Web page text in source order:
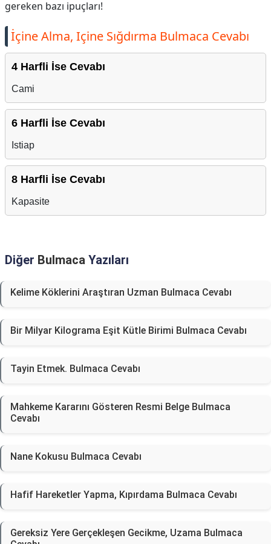
gereken bazı ipuçları!
İçine Alma, Içine Sığdırma Bulmaca Cevabı
4 Harfli İse Cevabı
Cami
6 Harfli İse Cevabı
Istiap
8 Harfli İse Cevabı
Kapasite
Diğer Bulmaca Yazıları
Kelime Köklerini Araştıran Uzman Bulmaca Cevabı
Bir Milyar Kilograma Eşit Kütle Birimi Bulmaca Cevabı
Tayin Etmek. Bulmaca Cevabı
Mahkeme Kararını Gösteren Resmi Belge Bulmaca
Cevabı
Nane Kokusu Bulmaca Cevabı
Hafif Hareketler Yapma, Kıpırdama Bulmaca Cevabı
Gereksiz Yere Gerçekleşen Gecikme, Uzama Bulmaca